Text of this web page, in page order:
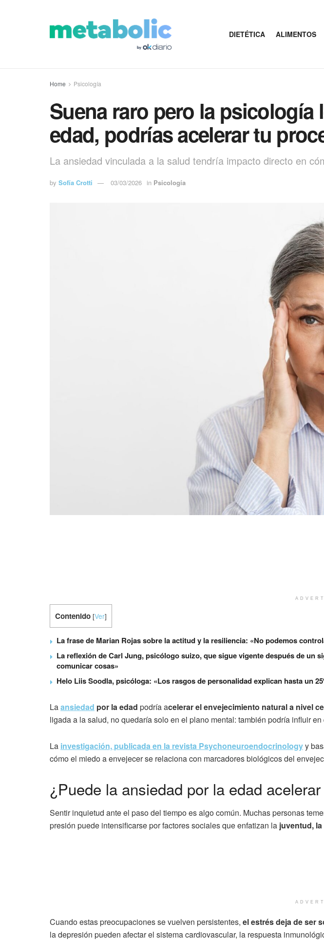
DIETÉTICA ALIMENTOS
Home Psicología
Suena raro pero la
edad, podrías acelerar tu
La ansiedad vinculada a la salud tendría impacto directo en
by Sofía Crotti 03/03/2026 in Psicología
Contenido [Ver]
La frase de Marian Rojas sobre la actitud y la resiliencia: «No podemos
La reflexión de Carl Jung, psicólogo suizo, que sigue vigente después de un
comunicar cosas»
Helo Liis Soodla, psicóloga: «Los rasgos de personalidad explican hasta un
Laansiedad por la edad podría acelerar el envejecimiento natural a nivel
ligada a la salud, no quedaría solo en el plano mental: también podría influir
La investigación, publicada en la revista Psychoneuroendocrinologyy
cómo el miedo a envejecer se relaciona con marcadores biológicos del
¿Puede la ansiedad por la edad
Sentir inquietud ante el paso del tiempo es algo común. Muchas personas
presión puede intensificarse por factores sociales que enfatizan la juventud,
Cuando estas preocupaciones se vuelven persistentes, el estrés deja de ser
la depresión pueden afectar el sistema cardiovascular, la respuesta